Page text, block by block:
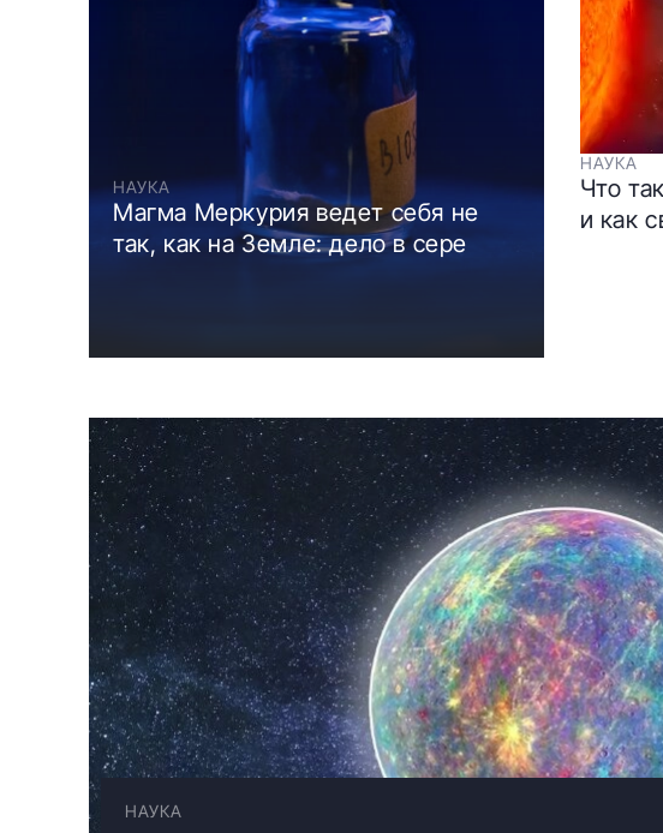
НАУКА
Магма Меркурия ведет себя не
так, как на Земле: дело в сере
НАУКА
Что
и как
НАУКА